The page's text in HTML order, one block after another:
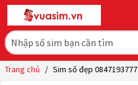
Trang chủ / Sim số đẹp 0847193777